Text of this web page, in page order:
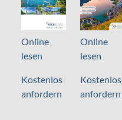
FLUGREISEN AB
VON
BIS
Online
lesen
Kostenlos
anfordern
Online
lesen
Kostenlos
anfordern